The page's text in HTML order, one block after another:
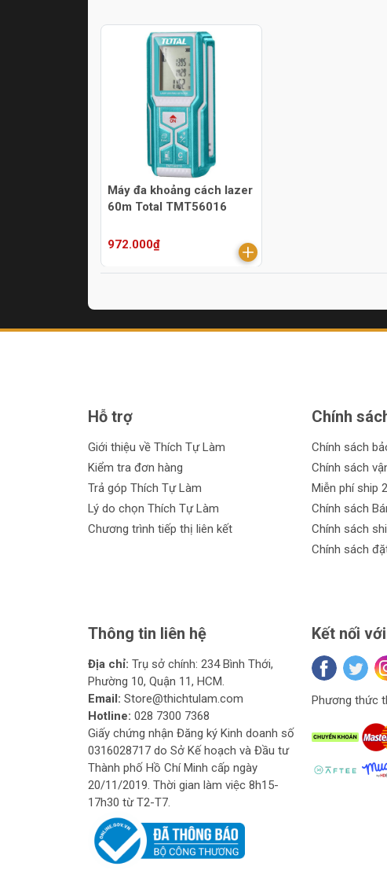
Máy đa khoảng cách lazer
60m Total TMT56016
972.000₫
Hỗ trợ
Giới thiệu về Thích Tự Làm
Kiểm tra đơn hàng
Trả góp Thích Tự Làm
Lý do chọn Thích Tự Làm
Chương trình tiếp thị liên kết
Chính
Chính sách
Chính sách
Miễn phí ship
Chính sách
Chính sách
Chính sách
Thông tin liên hệ
Địa chỉ: Trụ sở chính: 234 Bình Thới,
Phường 10, Quận 11, HCM.
Email: Store@thichtulam.com
Hotline: 028 7300 7368
Giấy chứng nhận Đăng ký Kinh doanh số
0316028717 do Sở Kế hoạch và Đầu tư
Thành phố Hồ Chí Minh cấp ngày
20/11/2019. Thời gian làm việc 8h15-
17h30 từ T2-T7.
Kết nối
Phương thức